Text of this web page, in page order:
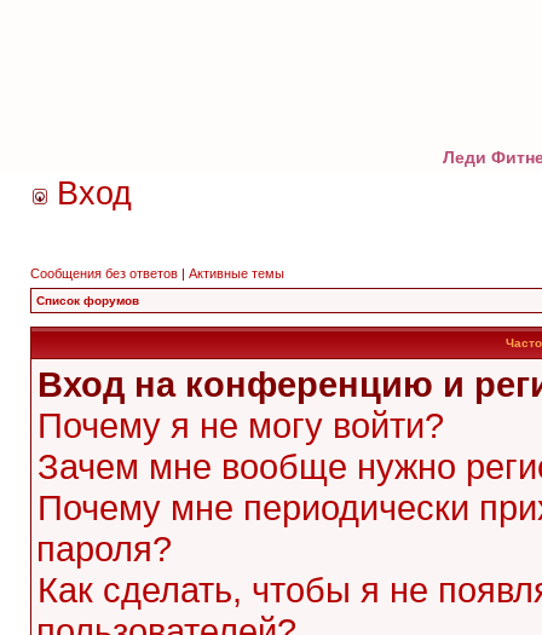
Леди
Вход
Сообщения без ответов | Активные темы
Список форумов
Вход на конференцию и
Почему я не могу войти?
Зачем мне вообще нужно
Почему мне периодически
пароля?
Как сделать, чтобы я не